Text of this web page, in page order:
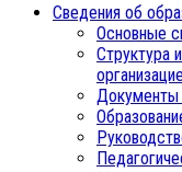
Сведения об
Основные
Структура